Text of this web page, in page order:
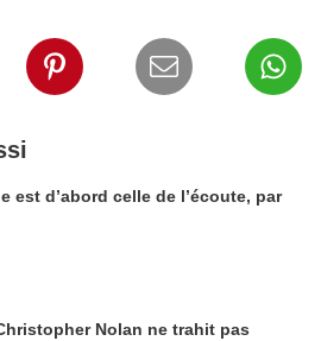
est d’abord celle de l’écoute, par
Nolan ne trahit pas